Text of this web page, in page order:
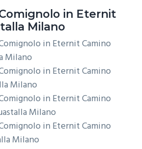
in Eternit
Milano
in Eternit Camino
Milano
in Eternit Camino
Milano
in Eternit Camino
Milano
in Eternit Camino
Milano